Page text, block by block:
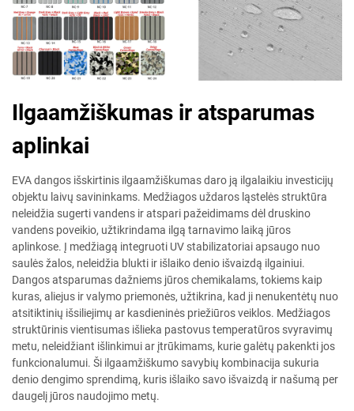
Ilgaamžiškumas ir atsparumas
aplinkai
EVA dangos išskirtinis ilgaamžiškumas daro ją ilgalaikiu investicijų
objektu laivų savininkams. Medžiagos uždaros ląstelės struktūra
neleidžia sugerti vandens ir atspari pažeidimams dėl druskino
vandens poveikio, užtikrindama ilgą tarnavimo laiką jūros
aplinkose. Į medžiagą integruoti UV stabilizatoriai apsaugo nuo
saulės žalos, neleidžia blukti ir išlaiko denio išvaizdą ilgainiui.
Dangos atsparumas dažniems jūros chemikalams, tokiems kaip
kuras, aliejus ir valymo priemonės, užtikrina, kad ji nenukentėtų nuo
atsitiktinių išsiliejimų ar kasdieninės priežiūros veiklos. Medžiagos
struktūrinis vientisumas išlieka pastovus temperatūros svyravimų
metu, neleidžiant išlinkimui ar įtrūkimams, kurie galėtų pakenkti jos
funkcionalumui. Ši ilgaamžiškumo savybių kombinacija sukuria
denio dengimo sprendimą, kuris išlaiko savo išvaizdą ir našumą per
daugelį jūros naudojimo metų.